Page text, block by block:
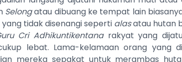
Selongatau dibuang ke tempat lain
tidak disenangi seperti alasatau hutan
Cri Adhikuntikentana rakyat yang
lebat. Lama-kelamaan orang yang
mereka sepakat untuk merambas